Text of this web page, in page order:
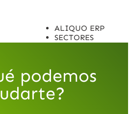
ALIQUO ERP
SECTORES
CONTACTO
podemos